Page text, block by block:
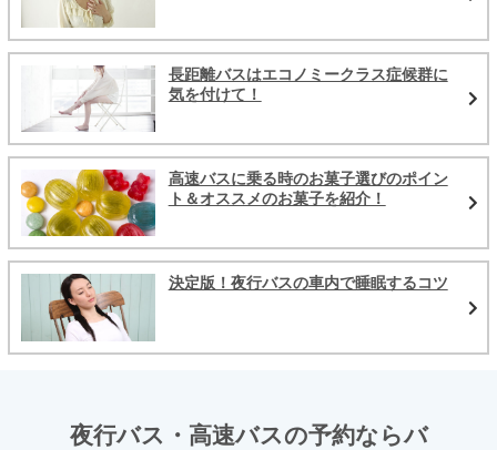
長距離バスはエコノミークラス症候群に
気を付けて！
高速バスに乗る時のお菓子選びのポイン
ト＆オススメのお菓子を紹介！
決定版！夜行バスの車内で睡眠するコツ
夜行バス・高速バスの予約ならバ